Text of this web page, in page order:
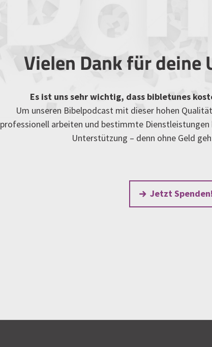
Vielen Dank für
Es ist uns sehr wichtig, dass bibletunes
Um unseren Bibelpodcast mit dieser hohen
professionell arbeiten und bestimmte Dienstleistungen
Unterstützung – denn ohne Geld
Jetzt Spenden!